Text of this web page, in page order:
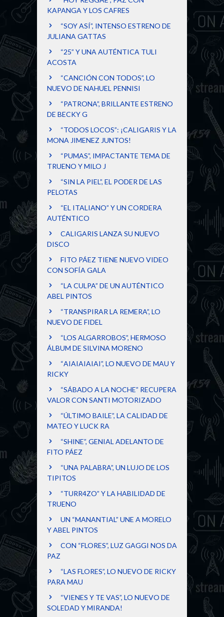
KAPANGA Y LOS CAFRES
“SOY ASÍ”, INTENSO ESTRENO DE
JULIANA GATTAS
“25” Y UNA AUTÉNTICA TULI
ACOSTA
“CANCIÓN CON TODOS”, LO
NUEVO DE NAHUEL PENNISI
“PATRONA”, BRILLANTE ESTRENO
DE BECKY G
“TODOS LOCOS”: ¡CALIGARIS Y LA
MONA JIMENEZ JUNTOS!
“PUMAS”, IMPACTANTE TEMA DE
TRUENO Y MILO J
“SIN LA PIEL”, EL PODER DE LAS
PELOTAS
“EL ITALIANO” Y UN CORDERA
AUTÉNTICO
CALIGARIS LANZA SU NUEVO
DISCO
FITO PÁEZ TIENE NUEVO VIDEO
CON SOFÍA GALA
“LA CULPA” DE UN AUTÉNTICO
ABEL PINTOS
“TRANSPIRAR LA REMERA”, LO
NUEVO DE FIDEL
“LOS ALGARROBOS”, HERMOSO
ÁLBUM DE SILVINA MORENO
“AIAIAIAIAI”, LO NUEVO DE MAU Y
RICKY
“SÁBADO A LA NOCHE” RECUPERA
VALOR CON SANTI MOTORIZADO
“ÚLTIMO BAILE”, LA CALIDAD DE
MATEO Y LUCK RA
“SHINE”, GENIAL ADELANTO DE
FITO PÁEZ
“UNA PALABRA”, UN LUJO DE LOS
TIPITOS
“TURR4ZO” Y LA HABILIDAD DE
TRUENO
UN “MANANTIAL” UNE A MORELO
Y ABEL PINTOS
CON “FLORES”, LUZ GAGGI NOS DA
PAZ
“LAS FLORES”, LO NUEVO DE RICKY
PARA MAU
“VIENES Y TE VAS”, LO NUEVO DE
SOLEDAD Y MIRANDA!